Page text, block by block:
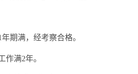
期满，经考察合格。
作满2年。